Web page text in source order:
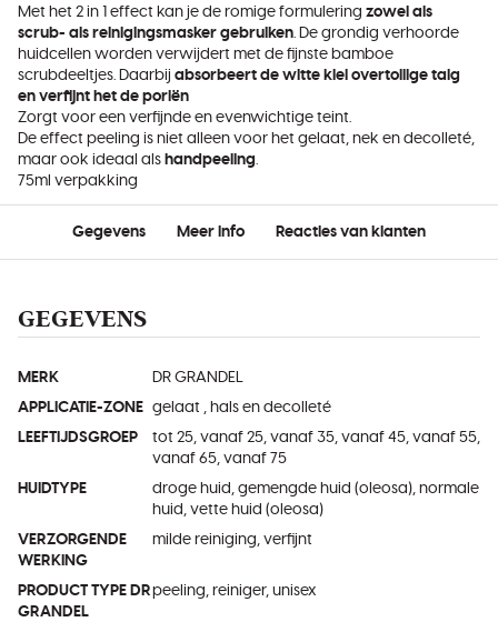
Met het 2 in 1 effect kan je de romige formulering zowel als
scrub- als reinigingsmasker gebruiken. De grondig verhoorde
huidcellen worden verwijdert met de fijnste bamboe
scrubdeeltjes. Daarbij absorbeert de witte klei overtollige talg
en verfijnt het de poriën
Zorgt voor een verfijnde en evenwichtige teint.
De effect peeling is niet alleen voor het gelaat, nek en decolleté,
maar ook ideaal als handpeeling.
75ml verpakking
Gegevens Meer info Reacties van klanten
GEGEVENS
MERK
DR GRANDEL
APPLICATIE-ZONE gelaat , hals en decolleté
LEEFTIJDSGROEP
tot 25, vanaf 25, vanaf 35, vanaf 45, vanaf 55,
vanaf 65, vanaf 75
HUIDTYPE
droge huid, gemengde huid (oleosa), normale
huid, vette huid (oleosa)
VERZORGENDE
WERKING
milde reiniging, verfijnt
PRODUCT TYPE DR
GRANDEL
peeling, reiniger, unisex